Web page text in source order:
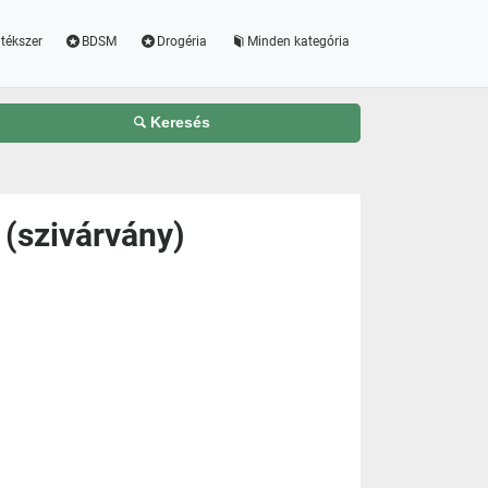
BDSM Drogéria Minden kategória
Keresés